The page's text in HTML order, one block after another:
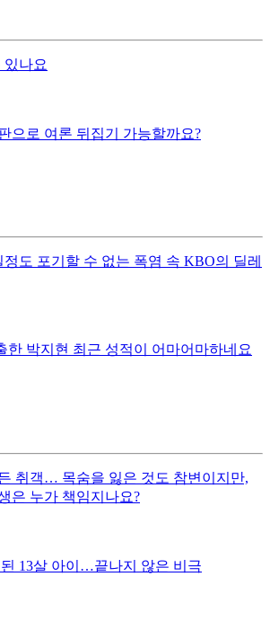
있나요
으로 여론 뒤집기 가능할까요?
도 포기할 수 없는 폭염 속 KBO의 딜레
한 박지현 최근 성적이 어마어마하네요
취객… 목숨을 잃은 것도 참변이지만,
은 누가 책임지나요?
13살 아이…끝나지 않은 비극